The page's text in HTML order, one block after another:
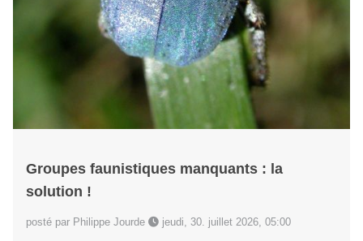
Groupes faunistiques manquants : la
solution !
posté par Philippe Jourde jeudi, 30. juillet 2026, 05:00